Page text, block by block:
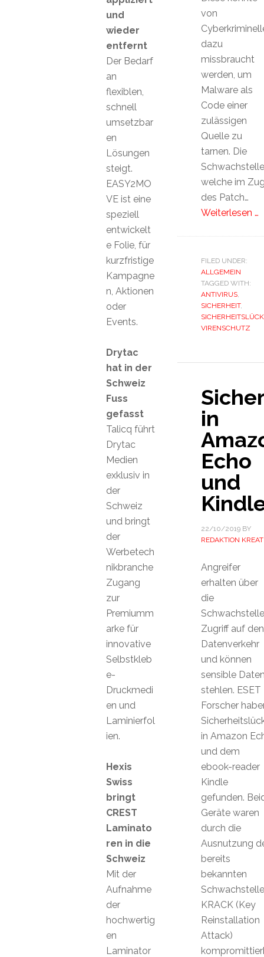
von
dazu
missbraucht
werden, um
Malware als
Code einer
zulässigen
Quelle zu
tarnen. Die
welche im
des Patch…
Weiterlesen …
FILED UNDER:
ALLGEMEIN
TAGGED WITH:
ANTIVIRUS,
SICHERHEIT,
VIRENSCHUTZ
in
Echo
und
22/10/2019BY
REDAKTION
Angreifer
erhalten über
die
Schwachstelle
Zugriff auf den
Datenverkehr
und können
sensible
stehlen. ESET
Forscher
in Amazon
und dem
ebook-reader
Kindle
gefunden.
Geräte waren
durch die
Ausnutzung
bereits
bekannten
Schwachstelle
KRACK (Key
Reinstallation
Attack)
und
wieder
entfernt
Der Bedarf
an
flexiblen,
schnell
umsetzbar
en
Lösungen
steigt.
EASY2MO
VE ist eine
speziell
entwickelt
e Folie, für
kurzfristige
Kampagne
n, Aktionen
oder
Events.
Drytac
hat in der
Schweiz
Fuss
gefasst
Talicq führt
Drytac
Medien
exklusiv in
der
Schweiz
und bringt
der
Werbetech
nikbranche
Zugang
zur
Premiumm
arke für
innovative
Selbstkleb
e-
Druckmedi
en und
Laminierfol
ien.
Hexis
Swiss
bringt
CREST
Laminato
ren in die
Schweiz
Mit der
Aufnahme
der
hochwertig
en
Laminator